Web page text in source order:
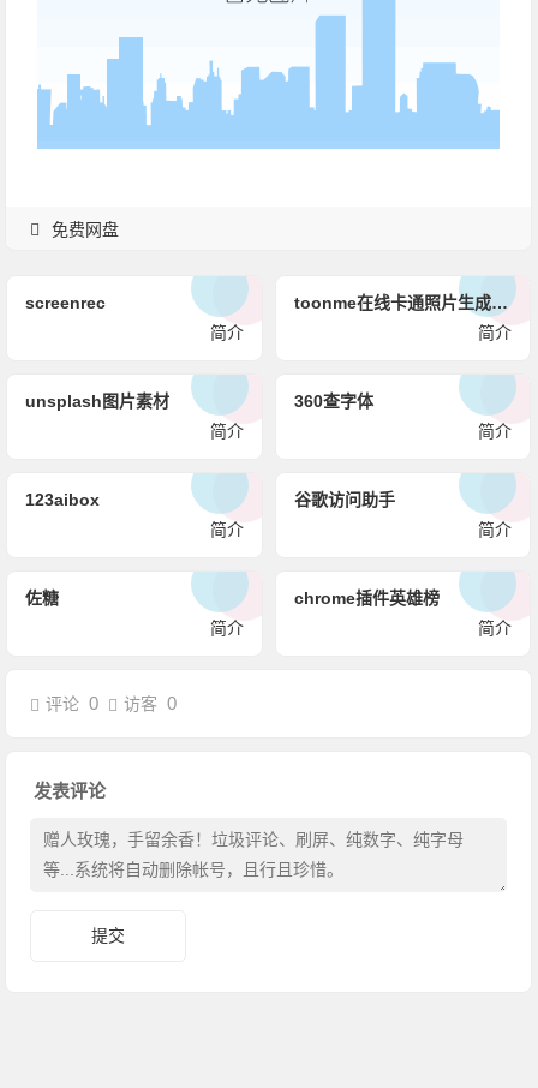
免费网盘
screenrec
简介
toonme在线卡通照片生成网-二次元头像生成器
简介
unsplash图片素材
简介
360查字体
简介
123aibox
简介
谷歌访问助手
简介
佐糖
简介
chrome插件英雄榜
简介
评论0 访客0
发表评论